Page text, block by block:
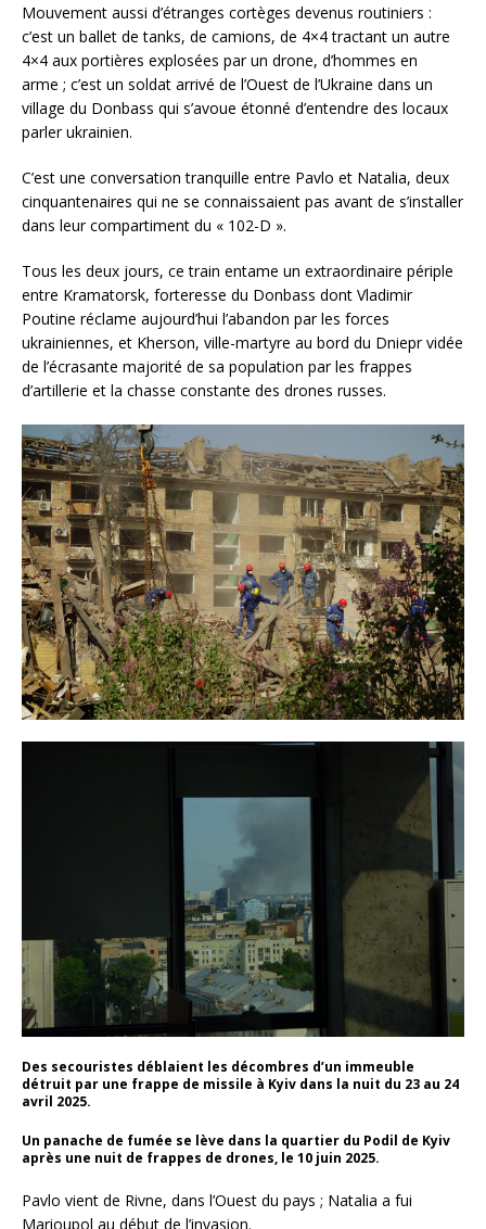
Mouvement aussi d’étranges cortèges devenus routiniers :
c’est un ballet de tanks, de camions, de 4×4 tractant un autre
4×4 aux portières explosées par un drone, d’hommes en
arme ; c’est un soldat arrivé de l’Ouest de l’Ukraine dans un
village du Donbass qui s’avoue étonné d’entendre des locaux
parler ukrainien.
C’est une conversation tranquille entre Pavlo et Natalia, deux
cinquantenaires qui ne se connaissaient pas avant de s’installer
dans leur compartiment du « 102-D ».
Tous les deux jours, ce train entame un extraordinaire périple
entre Kramatorsk, forteresse du Donbass dont Vladimir
Poutine réclame aujourd’hui l’abandon par les forces
ukrainiennes, et Kherson, ville-martyre au bord du Dniepr vidée
de l’écrasante majorité de sa population par les frappes
d’artillerie et la chasse constante des drones russes.
Des secouristes déblaient les décombres d’un immeuble
détruit par une frappe de missile à Kyiv dans la nuit du 23 au 24
avril 2025.
Un panache de fumée se lève dans la quartier du Podil de Kyiv
après une nuit de frappes de drones, le 10 juin 2025.
Pavlo vient de Rivne, dans l’Ouest du pays ; Natalia a fui
Marioupol au début de l’invasion.